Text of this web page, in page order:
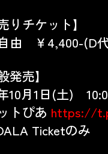
りチケット】
由 ￥4,400-(D
発売】
10月1日(土)
トぴあ https://
Ticketのみ